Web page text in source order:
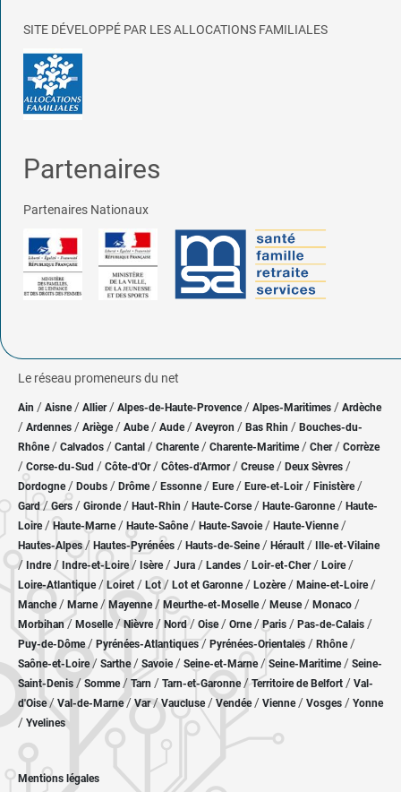
SITE DÉVELOPPÉ PAR LES ALLOCATIONS FAMILIALES
Partenaires
Partenaires Nationaux
Le réseau promeneurs du net
Ain / Aisne/ Allier/ Alpes-de-Haute-Provence / Alpes-Maritimes / Ardèche
/ Ardennes / Ariège/ Aube/ Aude / Aveyron / Bas Rhin / Bouches-du-
Rhône/ Calvados / Cantal / Charente / Charente-Maritime/ Cher / Corrèze
/ Corse-du-Sud / Côte-d'Or / Côtes-d'Armor/ Creuse/ Deux Sèvres /
Dordogne/ Doubs / Drôme/ Essonne / Eure/ Eure-et-Loir / Finistère/
Gard/Gers / Gironde/ Haut-Rhin / Haute-Corse/ Haute-Garonne/ Haute-
Loire/Haute-Marne/ Haute-Saône/ Haute-Savoie/ Haute-Vienne/
Hautes-Alpes/ Hautes-Pyrénées / Hauts-de-Seine/ Hérault / Ille-et-Vilaine
/ Indre/ Indre-et-Loire/ Isère/ Jura / Landes / Loir-et-Cher/ Loire/
Loire-Atlantique/ Loiret / Lot/ Lot et Garonne/ Lozère / Maine-et-Loire/
Manche/ Marne/ Mayenne/ Meurthe-et-Moselle/ Meuse/ Monaco /
Morbihan/ Moselle/ Nièvre / Nord/ Oise / Orne/Paris / Pas-de-Calais /
Puy-de-Dôme/ Pyrénées-Atlantiques / Pyrénées-Orientales / Rhône/
Saône-et-Loire/ Sarthe/ Savoie/ Seine-et-Marne/ Seine-Maritime/ Seine-
Saint-Denis /Somme/ Tarn / Tarn-et-Garonne/Territoire de Belfort / Val-
d'Oise/ Val-de-Marne/Var/Vaucluse/ Vendée/ Vienne/ Vosges / Yonne
/ Yvelines
Mentions légales